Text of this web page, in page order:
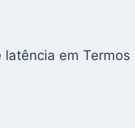
latência em